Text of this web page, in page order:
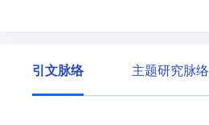
引文脉络 主题研究脉络